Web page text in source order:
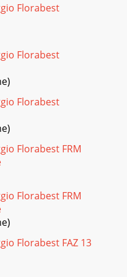
Witterung, in
Service-Center
an einem trocke-nen
von Kindern au
Gerät ist für das Hacken
und für die
Kompost im h
Sie den
griff und danach den
l
Florabest
Florabest
Florabest
Florabest FRM
Florabest FRM
Florabest FAZ 13